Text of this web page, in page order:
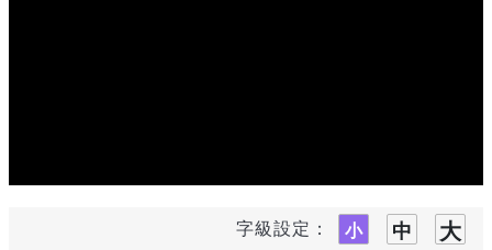
字級設定：